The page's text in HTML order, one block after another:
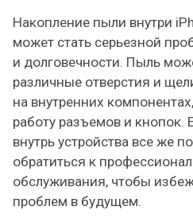
Накопление пыли внутри
может стать серьезной
и долговечности. Пыль
различные отверстия и
на внутренних
работу разъемов и кнопок.
внутрь устройства все же
обратиться к
обслуживания, чтобы
проблем в будущем.